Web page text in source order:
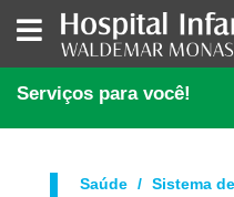
HOSPITAL
INFANTIL
WALDEMAR
MONASTIER
Serviços para você!
Saúde Sistema